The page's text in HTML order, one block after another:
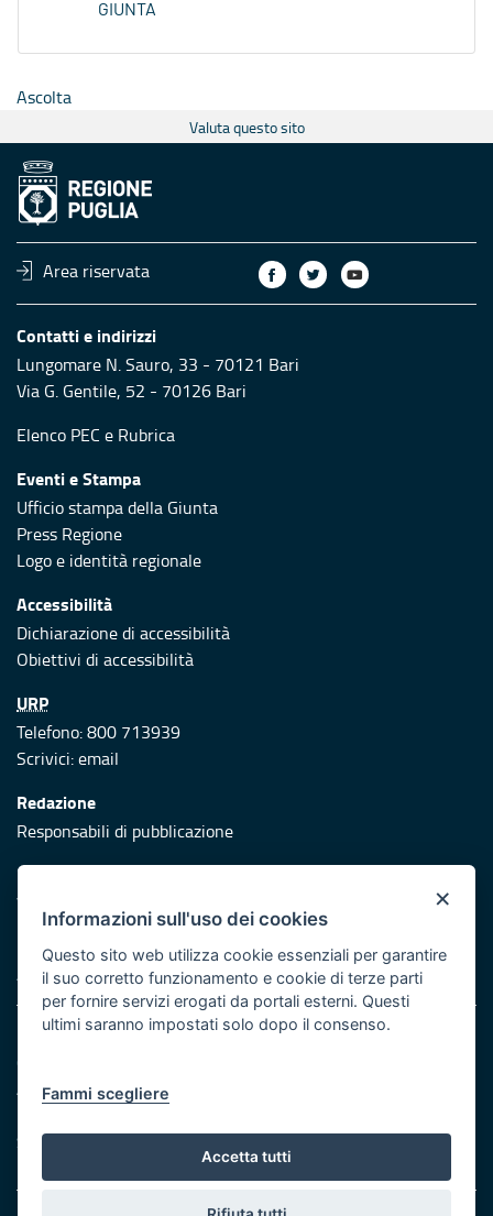
GIUNTA
Ascolta
Valuta questo sito
Area riservata
Contatti e indirizzi
Lungomare N. Sauro, 33 - 70121 Bari
Via G. Gentile, 52 - 70126 Bari
Elenco PEC e Rubrica
Eventi e Stampa
Ufficio stampa della Giunta
Press Regione
Logo e identità regionale
Accessibilità
Dichiarazione di accessibilità
Obiettivi di accessibilità
URP
Telefono: 800 713939
Scrivici:email
Redazione
Responsabili di pubblicazione
Protezione civile
Vai al sito di Protezione Civile Puglia
Iniziativa finanziata con risorse del POR Puglia 2014/2020 -
Asse XI
Note legali
Cookie e privacy
Atti di notifica
Servizi Intranet
×
Informazioni sull'uso dei cookies
Questo sito web utilizza cookie essenziali per garantire
il suo corretto funzionamento e cookie di terze parti
per fornire servizi erogati da portali esterni. Questi
ultimi saranno impostati solo dopo il consenso.
Fammi scegliere
Accetta tutti